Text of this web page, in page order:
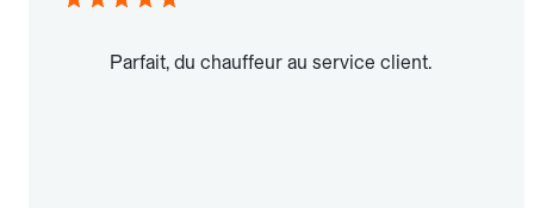
Parfait, du chauffeur au service client.